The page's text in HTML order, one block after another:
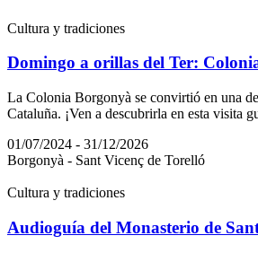
Cultura y tradiciones
Domingo a orillas del Ter:
La Colonia Borgonyà se convirtió en una
Cataluña. ¡Ven a descubrirla en esta visita
01/07/2024 - 31/12/2026
Borgonyà - Sant Vicenç de Torelló
Cultura y tradiciones
Audioguía del Monasterio de